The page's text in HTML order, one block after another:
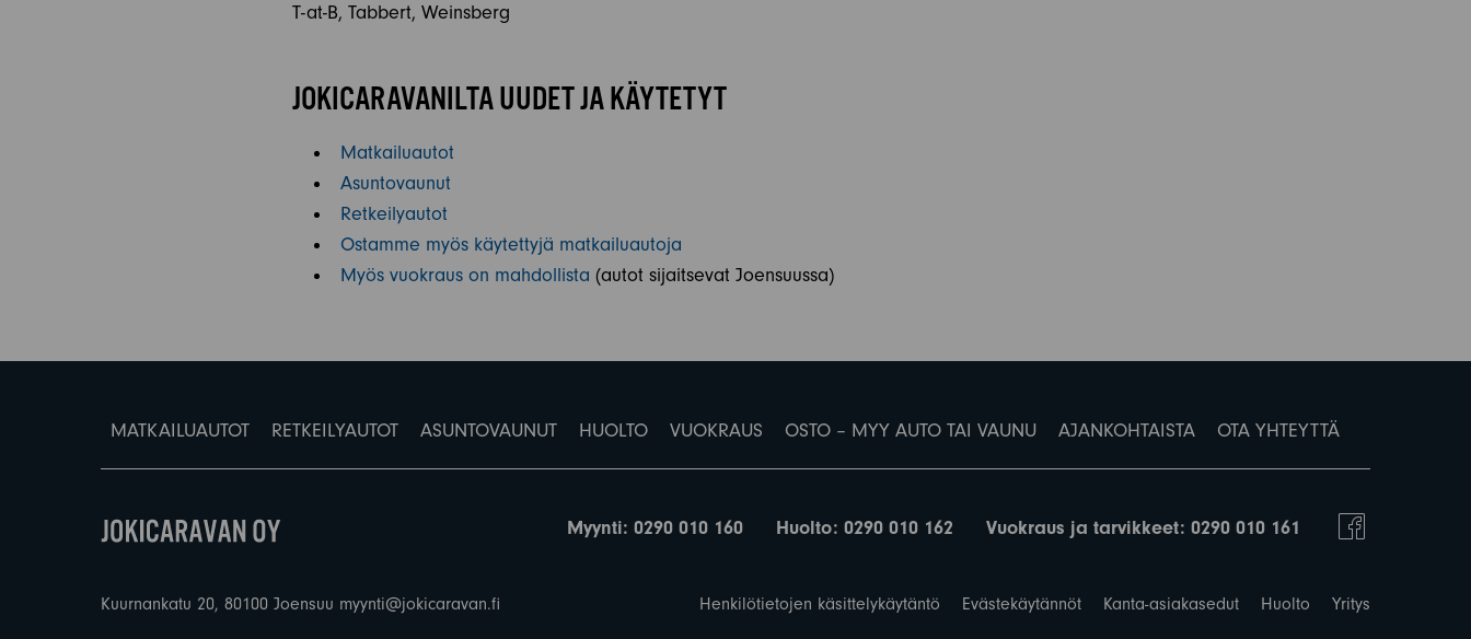
T-at-B, Tabbert, Weinsberg
JOKICARAVANILTA UUDET JA KÄYTETYT
Matkailuautot
Asuntovaunut
Retkeilyautot
Ostamme myös käytettyjä matkailuautoja
Myös vuokraus on mahdollista (autot sijaitsevat Joensuussa)
MATKAILUAUTOT RETKEILYAUTOT ASUNTOVAUNUT HUOLTO VUOKRAUS OSTO – MYY AUTO TAI VAUNU AJANKOHTAISTA OTA YHTEYTTÄ
Myynti:0290 010 160 Huolto:0290 010 162 Vuokraus ja tarvikkeet:0290 010 161
Kuurnankatu 20, 80100 Joensuu myynti@jokicaravan.fi Henkilötietojen käsittelykäytäntö Evästekäytännöt Kanta-asiakasedut Huolto Yritys